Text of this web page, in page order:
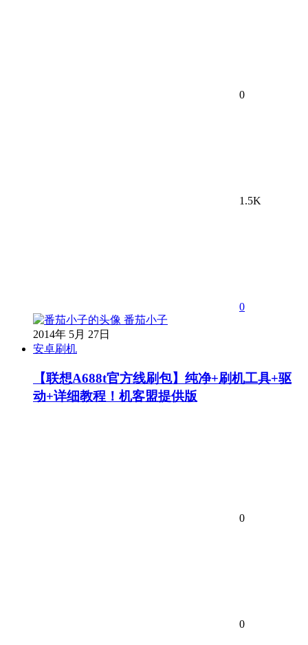
0
1.5K
0
番茄小子
2014年 5月 27日
安卓刷机
【联想A688t官方线刷包】纯净+刷机工具+驱
动+详细教程！机客盟提供版
0
0